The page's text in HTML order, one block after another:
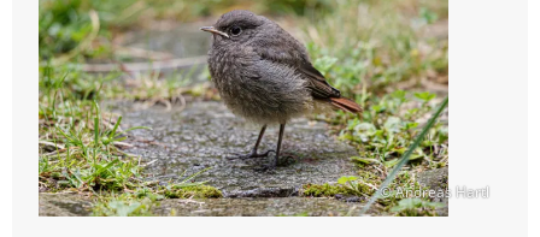
kühle
Drinks
© Andreas Hartl